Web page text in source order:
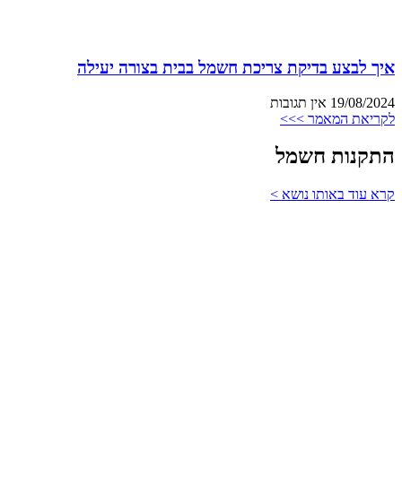
איך לבצע בדיקת צריכת חשמל בבית בצורה יעילה
19/08/2024 אין תגובות
לקריאת המאמר >>>
התקנות חשמל
קרא עוד באותו נושא >